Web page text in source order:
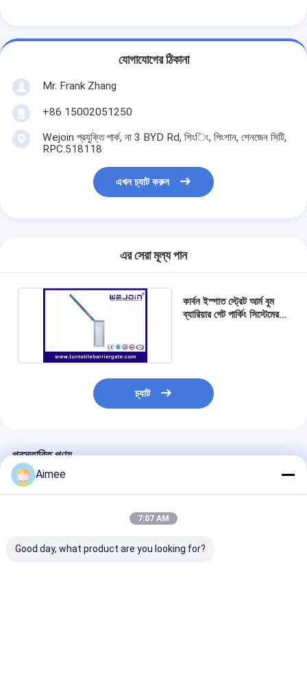
সুইং ব্যারিচার গেট
সম্পূর্ণ উচ্চতা টার্নস্টাইল
যোগাযোগের ঠিকানা
Mr. Frank Zhang
+86 15002051250
Wejoin প্রযুক্তি পার্ক, না 3 BYD Rd, শিংিং, পিংশান, শেনজেন সিটি,
RPC.518118
এখন চ্যাট করুন
এর সেরা মূল্য পান
কার্বন ইস্পাত স্ট্রেট আর্ম বুম
ব্যারিয়ার গেট পার্কিং সিস্টেমের
চ্যাট
প্রস্তাবিত পণ্য
Aimee
7:07 AM
Good day, what product are you looking for?